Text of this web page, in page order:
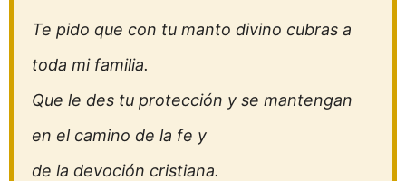
Te pido que con tu manto divino cubras a
toda mi familia.
Que le des tu protección y se mantengan
en el camino de la fe y
de la devoción cristiana.